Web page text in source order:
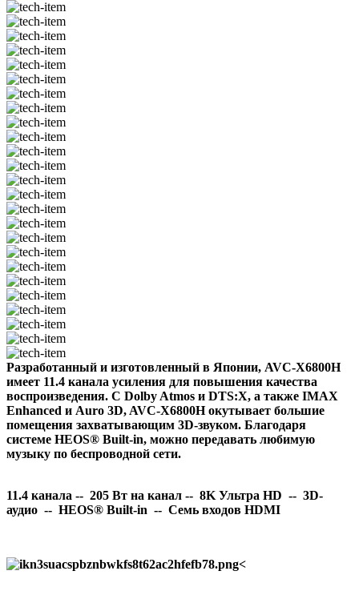
Разработанный и изготовленный в Японии, AVC-X6800H
имеет 11.4 канала усиления для повышения качества
воспроизведения. С Dolby Atmos и DTS:X, а также IMAX
Enhanced и Auro 3D, AVC-X6800H окутывает большие
помещения захватывающим 3D-звуком. Благодаря
системе HEOS® Built-in, можно передавать любимую
музыку по беспроводной сети.
11.4 канала -- 205 Вт на канал -- 8K Ультра HD -- 3D-
аудио -- HEOS® Built-in -- Семь входов HDMI
<